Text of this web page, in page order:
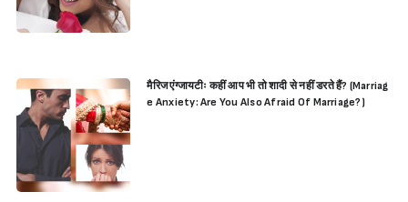
मैरिज एंग्जायटीः कहीं आप भी तो शादी से नहीं डरते हैं? (Marriag
e Anxiety: Are You Also Afraid Of Marriage?)